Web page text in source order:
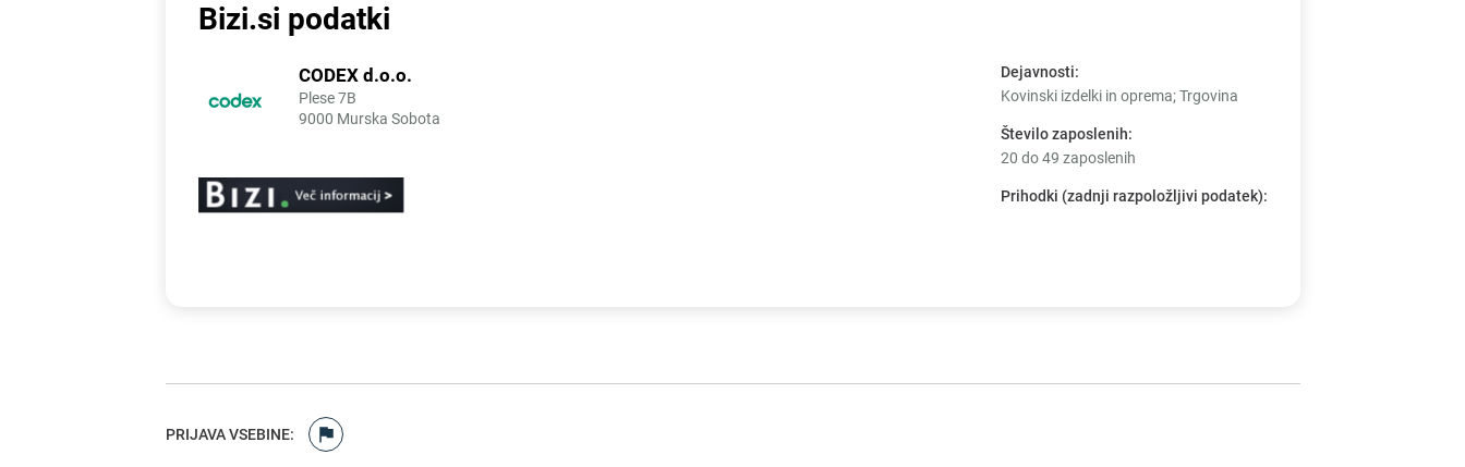
Bizi.si podatki
CODEX d.o.o.
Plese 7B
9000 Murska Sobota
Dejavnosti:
Kovinski izdelki in oprema; Trgovina
Število zaposlenih:
20 do 49 zaposlenih
Prihodki (zadnji razpoložljivi podatek):
PRIJAVA VSEBINE: